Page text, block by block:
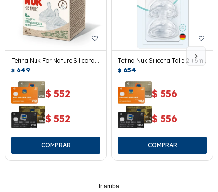
Tetina Nuk For Nature Silicona
Flujo S. 2 Uds.
$ 649
$ 552
$ 552
Tetina Nuk Silicona Talle 2 +6m.
2 Uds.
$ 654
$ 556
$ 556
Ir arriba